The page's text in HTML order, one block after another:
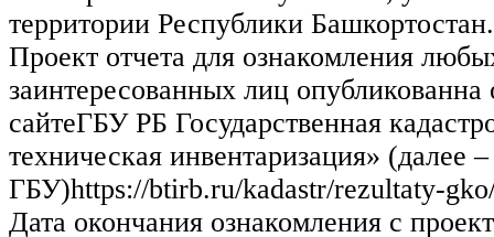
территории Республики Башкортостан.
Проект отчета для ознакомления
заинтересованных лиц
сайтеГБУ РБ Государственная
техническая инвентаризация» (далее –
ГБУ)https://btirb.ru/kadastr/rezultaty-
Дата окончания ознакомления с